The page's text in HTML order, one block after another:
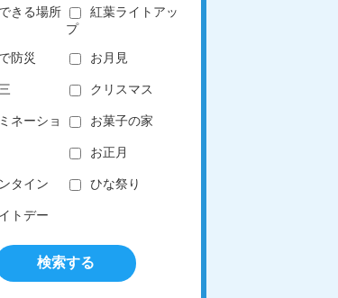
きる場所
紅葉ライトアッ
プ
防災 お月見
クリスマス
ネーショ
お菓子の家
お正月
タイン ひな祭り
トデー